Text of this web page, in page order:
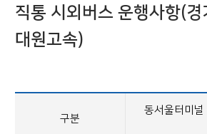
직통 시외버스 운행사항(경
대원고속)
구분
동서울터미